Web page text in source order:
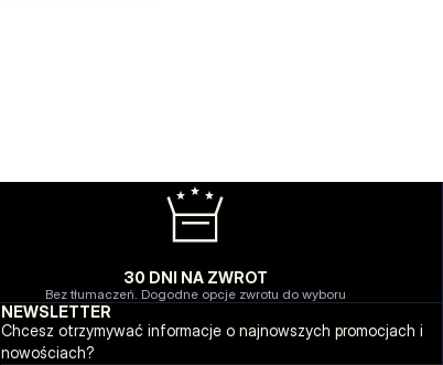
30 DNI NA ZWROT
Bez tłumaczeń. Dogodne opcje zwrotu do wyboru
NEWSLETTER
Chcesz otrzymywać informacje o najnowszych promocjach i
nowościach?